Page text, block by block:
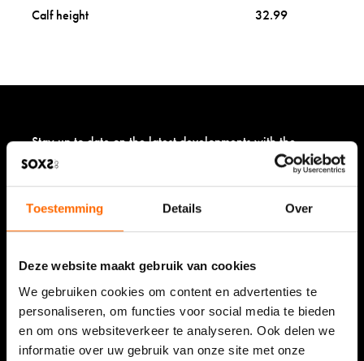
Toestemming Details Over
Deze website maakt gebruik van cookies
We gebruiken cookies om content en advertenties te
personaliseren, om functies voor social media te bieden
en om ons websiteverkeer te analyseren. Ook delen we
informatie over uw gebruik van onze site met onze
e
l
e
m
e
d
u
Calf height 32.99
Stay up to date on the latest developments with the
newsletter.
See our review
9,5/10 (9.449 reviews)
Read about the experience
Shop